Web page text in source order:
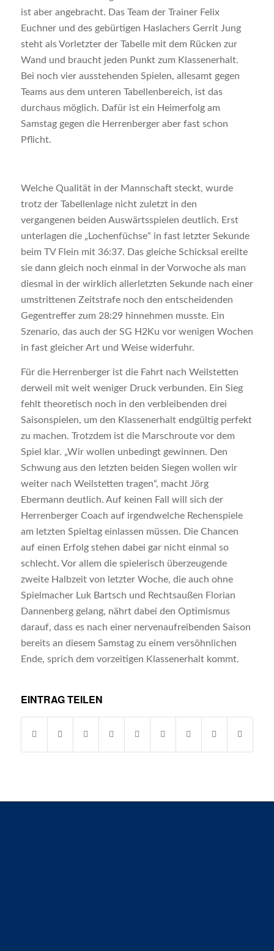
ist aber angebracht. Das Team der Trainer Felix
Euchner und des gebürtigen Haslachers Gerrit Jung
steht als Vorletzter der Tabelle mit dem Rücken zur
Wand und braucht jeden Punkt zum Klassenerhalt.
Bei noch vier ausstehenden Spielen, allesamt gegen
Teams aus dem unteren Tabellenbereich, ist das
durchaus möglich. Dafür ist ein Heimerfolg am
Samstag gegen die Herrenberger aber fast schon
Pflicht.
Welche Qualität in der Mannschaft steckt, wurde
trotz der Tabellenlage nicht zuletzt in den
vergangenen beiden Auswärtsspielen deutlich. Erst
unterlagen die „Lochenfüchse“ in fast letzter Sekunde
beim TV Flein mit 36:37. Das gleiche Schicksal ereilte
sie dann gleich noch einmal in der Vorwoche als man
diesmal in der wirklich allerletzten Sekunde nach einer
umstrittenen Zeitstrafe noch den entscheidenden
Gegentreffer zum 28:29 hinnehmen musste. Ein
Szenario, das auch der SG H2Ku vor wenigen Wochen
in fast gleicher Art und Weise widerfuhr.
Für die Herrenberger ist die Fahrt nach Weilstetten
derweil mit weit weniger Druck verbunden. Ein Sieg
fehlt theoretisch noch in den verbleibenden drei
Saisonspielen, um den Klassenerhalt endgültig perfekt
zu machen. Trotzdem ist die Marschroute vor dem
Spiel klar. „Wir wollen unbedingt gewinnen. Den
Schwung aus den letzten beiden Siegen wollen wir
weiter nach Weilstetten tragen“, macht Jörg
Ebermann deutlich. Auf keinen Fall will sich der
Herrenberger Coach auf irgendwelche Rechenspiele
am letzten Spieltag einlassen müssen. Die Chancen
auf einen Erfolg stehen dabei gar nicht einmal so
schlecht. Vor allem die spielerisch überzeugende
zweite Halbzeit von letzter Woche, die auch ohne
Spielmacher Luk Bartsch und Rechtsaußen Florian
Dannenberg gelang, nährt dabei den Optimismus
darauf, dass es nach einer nervenaufreibenden Saison
bereits an diesem Samstag zu einem versöhnlichen
Ende, sprich dem vorzeitigen Klassenerhalt kommt.
EINTRAG TEILEN